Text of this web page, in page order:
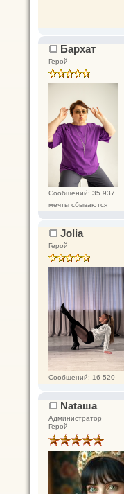
Бархат
Герой
Сообщений: 35 937
мечты сбываются
Jolia
Герой
Сообщений: 16 520
Nataшa
Администратор
Герой